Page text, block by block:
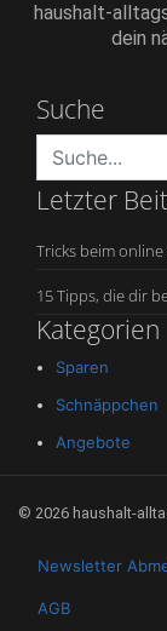
haushalt-
dein
Suche
Letzter
Tricks beim
15 Tipps, die dir
Kategorien
Sparen
Schnäppchen
Angebote
© 2026 haushalt-
Newsletter
AGB